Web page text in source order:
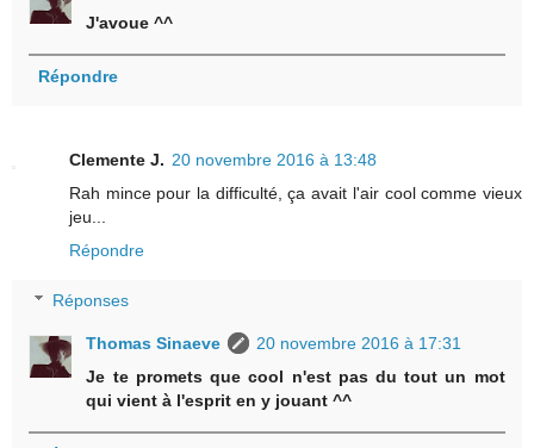
J'avoue ^^
Répondre
Clemente J. 20 novembre 2016 à 13:48
Rah mince pour la difficulté, ça avait l'air cool comme vieux
jeu...
Répondre
Réponses
Thomas Sinaeve
20 novembre 2016 à 17:31
Je te promets que cool n'est pas du tout un mot
qui vient à l'esprit en y jouant ^^